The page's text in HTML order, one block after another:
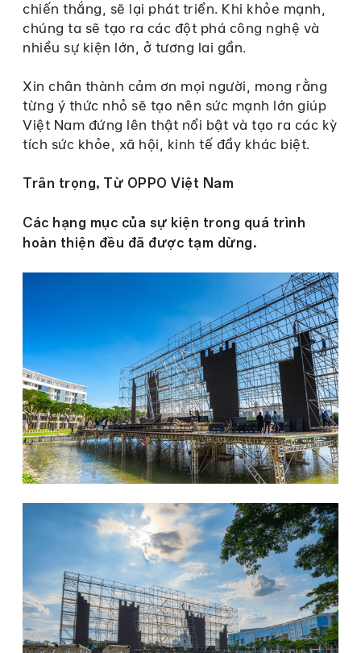
chiến thắng, sẽ lại phát triển. Khi khỏe mạnh,
chúng ta sẽ tạo ra các đột phá công nghệ và
nhiều sự kiện lớn, ở tương lai gần.
Xin chân thành cảm ơn mọi người, mong rằng
từng ý thức nhỏ sẽ tạo nên sức mạnh lớn giúp
Việt Nam đứng lên thật nổi bật và tạo ra các kỳ
tích sức khỏe, xã hội, kinh tế đầy khác biệt.
Trân trọng, Từ OPPO Việt Nam
Các hạng mục của sự kiện trong quá trình
hoàn thiện đều đã được tạm dừng.